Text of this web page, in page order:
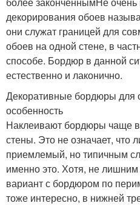
декорирования обоев
они служат границей для
обоев на одной стене, в
способе. Бордюр в данной
естественно и лаконично.
Декоративные бордюры для
особенность
Наклеивают бордюры чаще
стены. Это не означает, что
приемлемый, но типичным
именно это. Хотя, не лишним
вариант с бордюром по
тоже интересно, в нижней